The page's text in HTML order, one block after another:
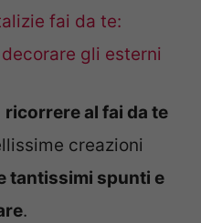
fai da te:
gli esterni
ricorrere al fai da te
creazioni
tantissimi spunti e
.